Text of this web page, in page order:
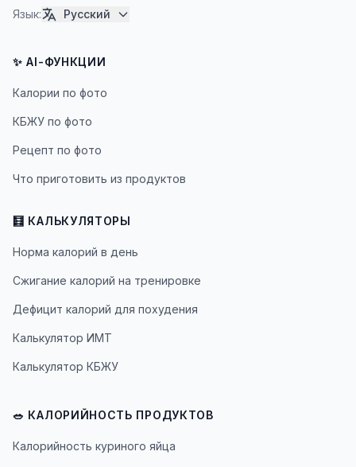
Язык: Русский
✨ AI-ФУНКЦИИ
Калории по фото
КБЖУ по фото
Рецепт по фото
Что приготовить из продуктов
🧮 КАЛЬКУЛЯТОРЫ
Норма калорий в день
Сжигание калорий на тренировке
Дефицит калорий для похудения
Калькулятор ИМТ
Калькулятор КБЖУ
🥗 КАЛОРИЙНОСТЬ ПРОДУКТОВ
Калорийность куриного яйца